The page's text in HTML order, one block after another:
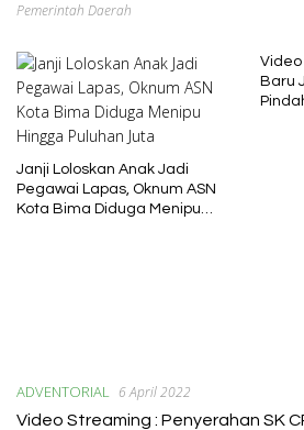
Pemerintah Daerah
Janji Loloskan Anak Jadi
Pegawai Lapas, Oknum ASN
Kota Bima Diduga Menipu
Video
Baru
ADVENTORIAL 6 April 2022
Video Streaming : Penyerahan SK